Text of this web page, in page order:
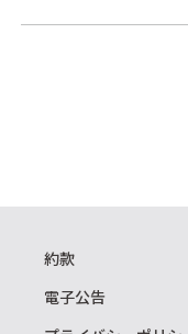
約款
電子公告